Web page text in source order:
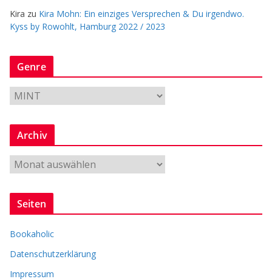
Kira zu Kira Mohn: Ein einziges Versprechen & Du irgendwo.
Kyss by Rowohlt, Hamburg 2022 / 2023
Genre
G
e
n
e
Archiv
r
c
v
Seiten
Bookaholic
Datenschutzerklärung
Impressum